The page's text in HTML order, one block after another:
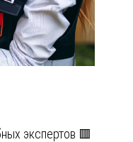
экспертов 🟥